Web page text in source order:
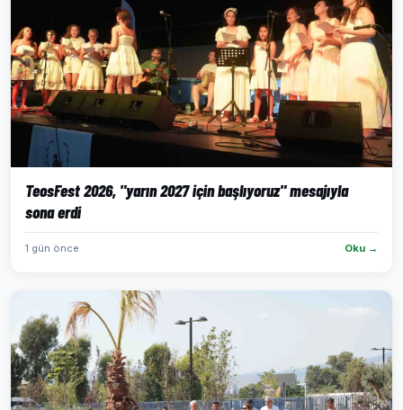
TeosFest 2026, "yarın 2027 için başlıyoruz" mesajıyla
sona erdi
1 gün önce Oku →